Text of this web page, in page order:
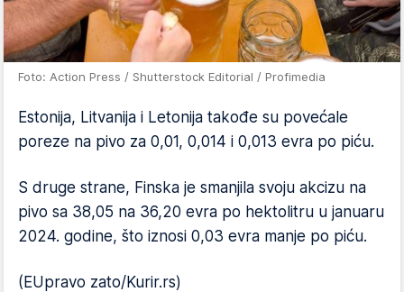
Foto: Action Press / Shutterstock Editorial / Profimedia
Estonija, Litvanija i Letonija takođe su povećale
poreze na pivo za 0,01, 0,014 i 0,013 evra po piću.
S druge strane, Finska je smanjila svoju akcizu na
pivo sa 38,05 na 36,20 evra po hektolitru u januaru
2024. godine, što iznosi 0,03 evra manje po piću.
(EUpravo zato/Kurir.rs)